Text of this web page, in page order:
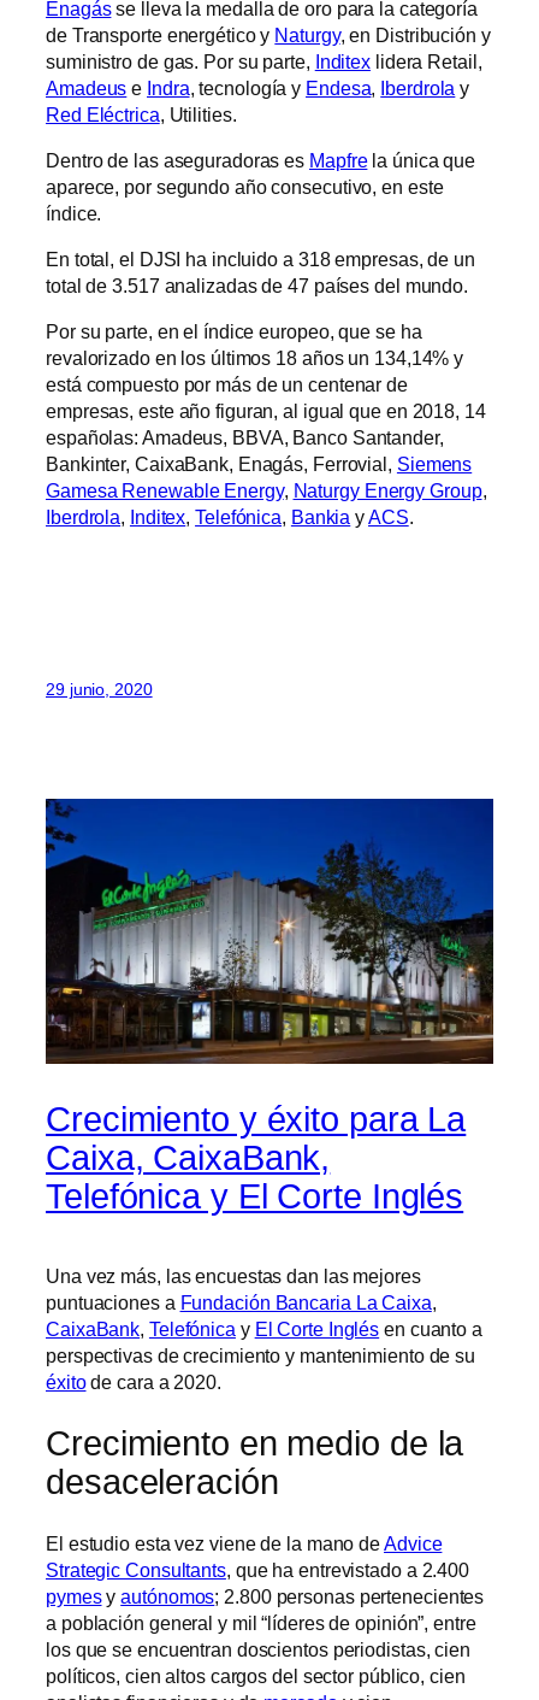
Enagásse lleva la medalla de oro para la categoría
de Transporte energético y Naturgy, en Distribución y
suministro de gas. Por su parte, Inditex lidera Retail,
Amadeus e Indra, tecnología y Endesa, Iberdrola y
Red Eléctrica, Utilities.
Dentro de las aseguradoras es Mapfrela única que
aparece, por segundo año consecutivo, en este
índice.
En total, el DJSI ha incluido a 318 empresas, de un
total de 3.517 analizadas de 47 países del mundo.
Por su parte, en el índice europeo, que se ha
revalorizado en los últimos 18 años un 134,14% y
está compuesto por más de un centenar de
empresas, este año figuran, al igual que en 2018, 14
españolas: Amadeus, BBVA, Banco Santander,
Bankinter, CaixaBank, Enagás, Ferrovial, Siemens
Gamesa Renewable Energy, Naturgy Energy Group,
Iberdrola, Inditex,Telefónica, Bankia yACS.
29 junio, 2020
Crecimiento y éxito para La
Caixa, CaixaBank,
Telefónica y El Corte Inglés
Una vez más, las encuestas dan las mejores
puntuaciones a Fundación Bancaria La Caixa,
CaixaBank, Telefónica y El Corte Inglés en cuanto a
perspectivas de crecimiento y mantenimiento de su
éxitode cara a 2020.
Crecimiento en medio de la
desaceleración
El estudio esta vez viene de la mano deAdvice
Strategic Consultants, que ha entrevistado a 2.400
pymesyautónomos; 2.800 personas pertenecientes
a población general y mil “líderes de opinión”, entre
los que se encuentran doscientos periodistas, cien
políticos, cien altos cargos del sector público, cien